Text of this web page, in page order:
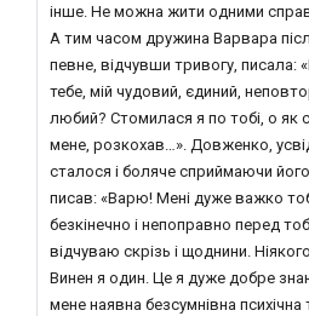
інше. Не можна жити одними
А тим часом дружина Варвара
певне, відчувши тривогу, писала:
тебе, мій чудовий, єдиний,
любий? Стомилася я по тобі, о як
мене, розкохав…». Довженко,
сталося і боляче сприймаючи його
писав: «Варю! Мені дуже важко
безкінечно і непоправно перед
відчуваю скрізь і щоднини.
Винен я один. Це я дуже добре
мене наявна безсумнівна